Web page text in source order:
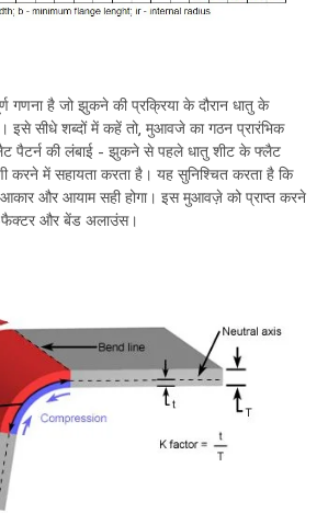
गणना है जो झुकने की प्रक्रिया के दौरान धातु के
इसे सीधे शब्दों में कहें तो, मुआवजे का गठन प्रारंभिक
पैटर्न की लंबाई - झुकने से पहले धातु शीट के फ्लैट
करने में सहायता करता है। यह सुनिश्चित करता है कि
और आयाम सही होगा। इस मुआवज़े को प्राप्त करने
फैक्टर और बेंड अलाउंस।